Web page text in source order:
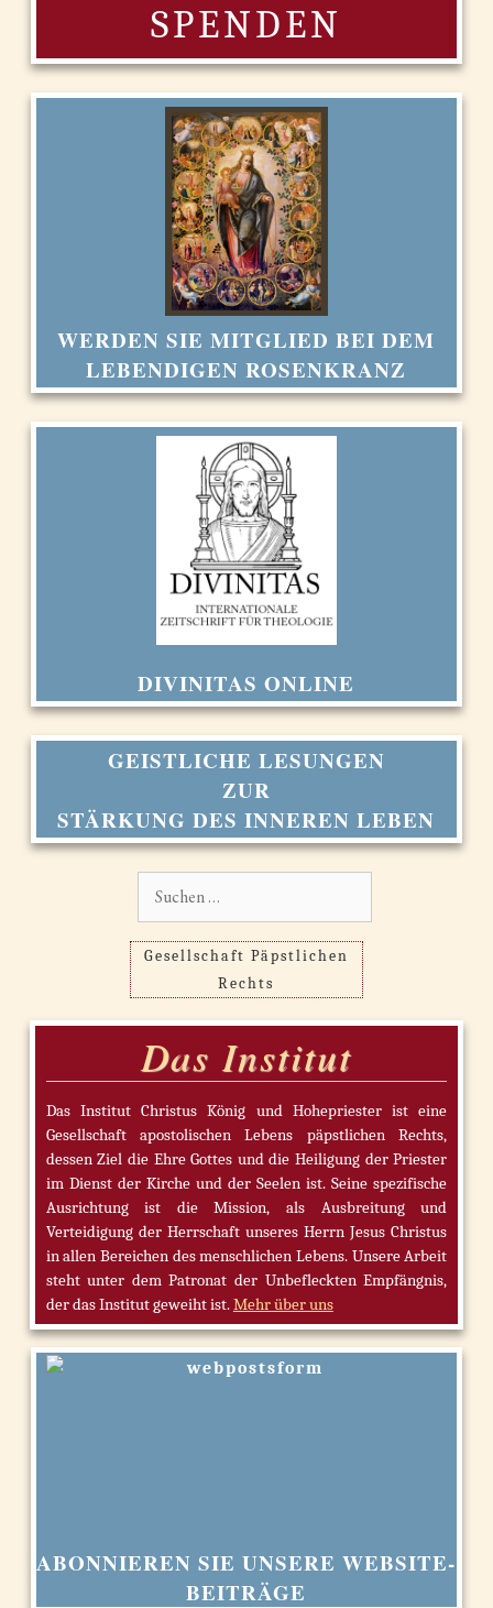
SPENDEN
WERDEN SIE MITGLIED BEI DEM
LEBENDIGEN ROSENKRANZ
DIVINITAS ONLINE
GEISTLICHE LESUNGEN
ZUR
STÄRKUNG DES INNEREN LEBEN
Gesellschaft Päpstlichen
Rechts
Das Institut
Das Institut Christus König und Hohepriester ist eine
Gesellschaft apostolischen Lebens päpstlichen Rechts,
dessen Ziel die Ehre Gottes und die Heiligung der Priester
im Dienst der Kirche und der Seelen ist. Seine spezifische
Ausrichtung ist die Mission, als Ausbreitung und
Verteidigung der Herrschaft unseres Herrn Jesus Christus
in allen Bereichen des menschlichen Lebens. Unsere Arbeit
steht unter dem Patronat der Unbefleckten Empfängnis,
der das Institut geweiht ist.Mehr über uns
ABONNIEREN SIE UNSERE WEBSITE-
BEITRÄGE